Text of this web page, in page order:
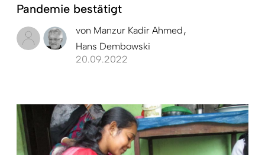
Pandemie bestätigt
von Manzur Kadir Ahmed
Hans Dembowski
20.09.2022